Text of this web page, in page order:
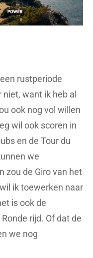
rustperiode
niet, want ik heb al
ook nog vol willen
wil ook scoren in
en de Tour du
we
zou de Giro van het
ik toewerken naar
is ook de
rijd. Of dat de
we nog